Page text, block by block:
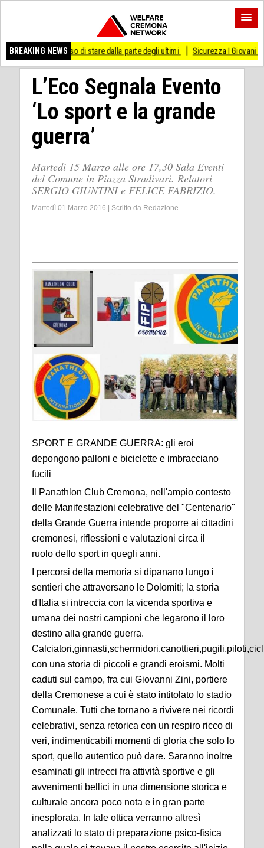
BREAKING NEWS
di stare dalla parte degli ultimi Sicurezza I Giovani Democratici
L’Eco Segnala Evento
‘Lo sport e la grande
guerra’
Martedì 15 Marzo alle ore 17,30 Sala Eventi
del Comune in Piazza Stradivari. Relatori
SERGIO GIUNTINI e FELICE FABRIZIO.
Martedì 01 Marzo 2016 Scritto da Redazione
SPORT E GRANDE GUERRA: gli eroi
depongono palloni e biciclette e imbracciano
fucili
Il Panathlon Club Cremona, nell'ampio contesto
delle Manifestazioni celebrative del "Centenario"
della Grande Guerra intende proporre ai cittadini
cremonesi, riflessioni e valutazioni circa il
ruolo dello sport in quegli anni.
I percorsi della memoria si dipanano lungo i
sentieri che attraversano le Dolomiti; la storia
d'Italia si intreccia con la vicenda sportiva e
umana dei nostri campioni che legarono il loro
destino alla grande guerra.
con una storia di piccoli e grandi eroismi. Molti
caduti sul campo, fra cui Giovanni Zini, portiere
della Cremonese a cui è stato intitolato lo stadio
Comunale. Tutti che tornano a rivivere nei ricordi
celebrativi, senza retorica con un respiro ricco di
veri, indimenticabili momenti di gloria che solo lo
sport, quello autentico può dare. Saranno inoltre
esaminati gli intrecci fra attività sportive e gli
avvenimenti bellici in una dimensione storica e
culturale ancora poco nota e in gran parte
inesplorata. In tale ottica verranno altresì
analizzati lo stato di preparazione psico-fisica